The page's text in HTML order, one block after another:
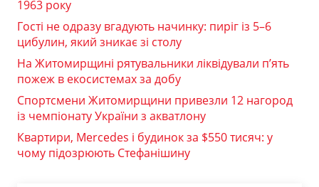
1963 року
Гості не одразу вгадують начинку: пиріг із 5–6
цибулин, який зникає зі столу
На Житомирщині рятувальники ліквідували п’ять
пожеж в екосистемах за добу
Спортсмени Житомирщини привезли 12 нагород
із чемпіонату України з акватлону
Квартири, Mercedes і будинок за $550 тисяч: у
чому підозрюють Стефанішину